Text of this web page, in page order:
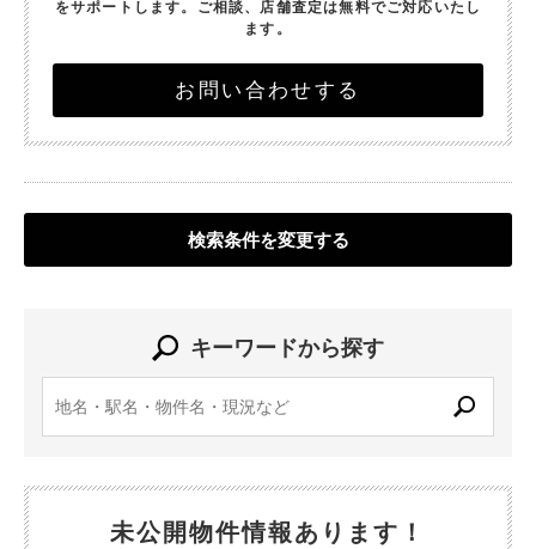
をサポートします。 ご相談、店舗査定は無料でご対応いたし
ます。
お問い合わせする
検索条件を変更する
キーワードから探す
未公開物件情報あります！